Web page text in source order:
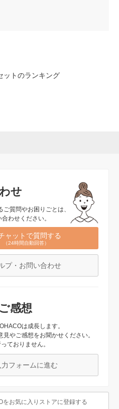
ットのランキング
せ
ご質問やお困りごとは、
わせください。
ャットで質問する
（24時間自動回答）
プ・お問い合わせ
感想
は成長します。
見やご感想をお聞かせください。
ておりません。
力フォームに進む
をお気に入りストアに登録する